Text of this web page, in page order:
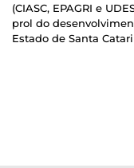
(CIASC, EPAGRI e
prol do
Estado de Santa